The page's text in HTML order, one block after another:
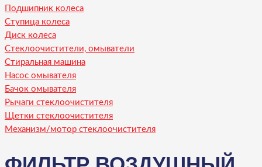
Подшипник колеса
Ступица колеса
Диск колеса
Стеклоочистители, омыватели
Стиральная машина
Насос омывателя
Бачок омывателя
Рычаги стеклоочистителя
Щетки стеклоочистителя
Механизм/мотор стеклоочистителя